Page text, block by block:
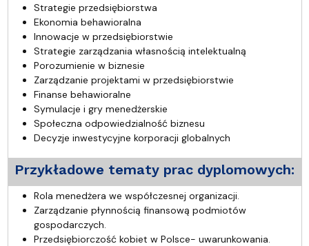
Strategie przedsiębiorstwa
Ekonomia behawioralna
Innowacje w przedsiębiorstwie
Strategie zarządzania własnością intelektualną
Porozumienie w biznesie
Zarządzanie projektami w przedsiębiorstwie
Finanse behawioralne
Symulacje i gry menedżerskie
Społeczna odpowiedzialność biznesu
Decyzje inwestycyjne korporacji globalnych
Przykładowe tematy prac dyplomowych:
Rola menedżera we współczesnej organizacji.
Zarządzanie płynnością finansową podmiotów
gospodarczych.
Przedsiębiorczość kobiet w Polsce- uwarunkowania.